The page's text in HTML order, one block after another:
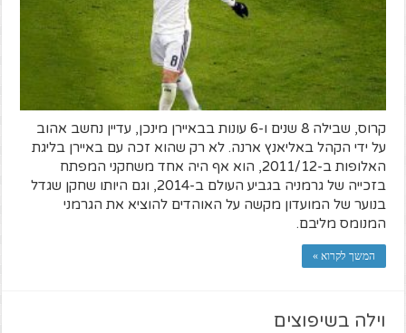
קרוס, שבילה 8 שנים ו-6 עונות בבאיירן מינכן, עדיין נחשב אהוב
על ידי הקהל באליאנץ ארנה. לא רק שהוא זכה עם באיירן בליגת
האלופות ב-2011/12, הוא אף היה אחד משחקני המפתח
בזכייה של גרמניה בגביע העולם ב-2014, וגם היותו שחקן שגדל
בנוער של המועדון מקשה על האוהדים להוציא את הגרמני
המנומס מליבם.
המשך לקרוא »
וילה בשיפוצים